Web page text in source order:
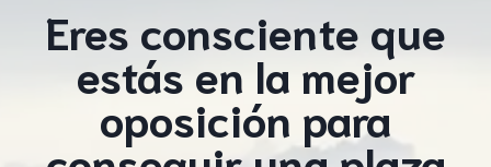
Eres consciente que
estás en la mejor
oposición para